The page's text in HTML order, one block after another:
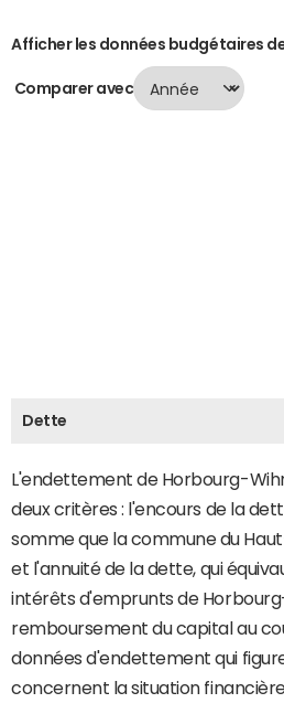
Afficher les données budgétaires
Comparer avec
Dette
L'endettement de Horbourg-
deux critères : l'encours de la
somme que la commune du
et l'annuité de la dette, qui
intérêts d'emprunts de
remboursement du capital au
données d'endettement qui
concernent la situation